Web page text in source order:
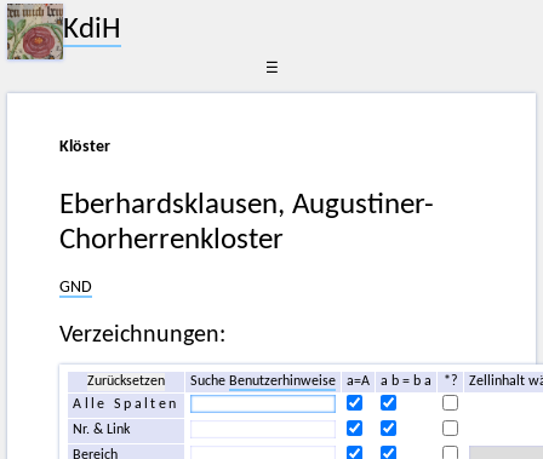
KdiH
☰
Klöster
Eberhardsklausen, Augustiner-
Chorherrenkloster
GND
Verzeichnungen:
Zurücksetzen Suche Benutzerhinweise a=A a b = b a *?
Zellinhalt
Alle Spalten
Nr. & Link
Bereich